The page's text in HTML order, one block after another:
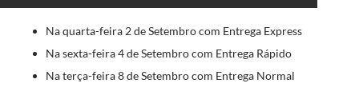
Na quarta-feira 2 de Setembro com Entrega Express
Na sexta-feira 4 de Setembro com Entrega Rápido
Na terça-feira 8 de Setembro com Entrega Normal